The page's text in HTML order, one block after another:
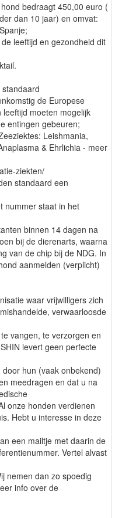
bedraagt 450,00 euro (
dan 10 jaar) en omvat:
leeftijd en gezondheid dit
de Europese
moeten mogelijk
entingen gebeuren;
Leishmania,
& Ehrlichia - meer
ziekten/
standaard een
nummer staat in het
binnen 14 dagen na
bij de dierenarts, waarna
van de chip bij de NDG. In
aanmelden (verplicht)
waar vrijwilligers zich
verwaarloosde
vangen, te verzorgen en
levert geen perfecte
hun (vaak onbekend)
meedragen en dat u na
onze honden verdienen
Hebt u interesse in deze
een mailtje met daarin de
Vertel alvast
nemen dan zo spoedig
info over de